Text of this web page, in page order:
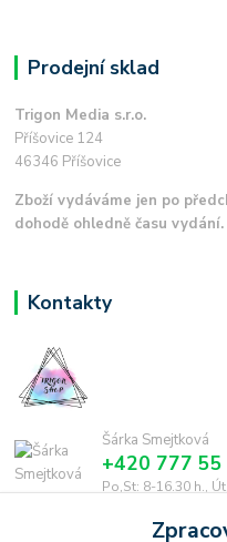
Prodejní sklad
Trigon Media s.r.o.
Příšovice 124
46346 Příšovice
Zboží vydáváme jen po
dohodě ohledně času vydání.
Kontakty
Šárka Smejtková
+420 777
Po,St: 8-16.30 h.,
smejtkova@trigonmedia.cz